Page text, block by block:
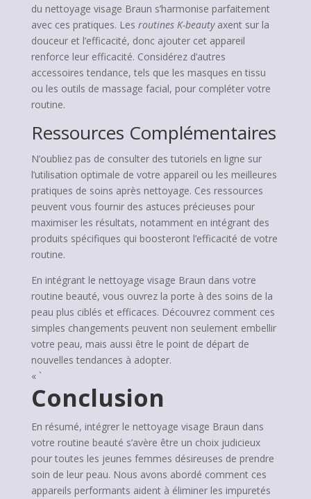
du nettoyage visage Braun s’harmonise parfaitement
avec ces pratiques. Les routines K-beautyaxent sur la
douceur et l’efficacité, donc ajouter cet appareil
renforce leur efficacité. Considérez d’autres
accessoires tendance, tels que les masques en tissu
ou les outils de massage facial, pour compléter votre
routine.
Ressources Complémentaires
N’oubliez pas de consulter des tutoriels en ligne sur
l’utilisation optimale de votre appareil ou les meilleures
pratiques de soins après nettoyage. Ces ressources
peuvent vous fournir des astuces précieuses pour
maximiser les résultats, notamment en intégrant des
produits spécifiques qui boosteront l’efficacité de votre
routine.
En intégrant le nettoyage visage Braun dans votre
routine beauté, vous ouvrez la porte à des soins de la
peau plus ciblés et efficaces. Découvrez comment ces
simples changements peuvent non seulement embellir
votre peau, mais aussi être le point de départ de
nouvelles tendances à adopter.
« `
Conclusion
En résumé, intégrer le nettoyage visage Braun dans
votre routine beauté s’avère être un choix judicieux
pour toutes les jeunes femmes désireuses de prendre
soin de leur peau. Nous avons abordé comment ces
appareils performants aident à éliminer les impuretés